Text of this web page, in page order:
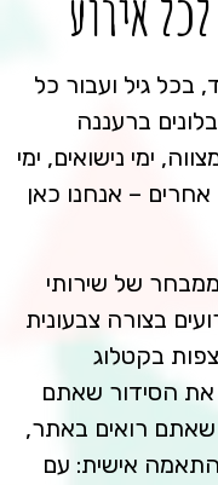
אירוע
בכל גיל ועבור כל
ברעננה
ימי נישואים, ימי
– אנחנו כאן
של שירותי
בצורה צבעונית
בקטלוג
את הסידור שאתם
שאתם רואים באתר,
אישית: עם